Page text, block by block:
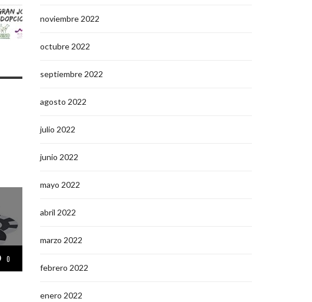
0
noviembre 2022
octubre 2022
septiembre 2022
agosto 2022
julio 2022
junio 2022
mayo 2022
abril 2022
marzo 2022
febrero 2022
enero 2022